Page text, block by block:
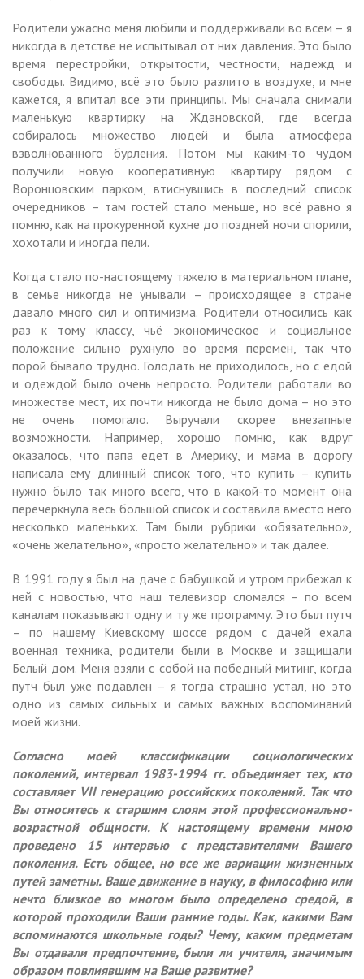
Родители ужасно меня любили и поддерживали во всём – я
никогда в детстве не испытывал от них давления. Это было
время перестройки, открытости, честности, надежд и
свободы. Видимо, всё это было разлито в воздухе, и мне
кажется, я впитал все эти принципы. Мы сначала снимали
маленькую квартирку на Ждановской, где всегда
собиралось множество людей и была атмосфера
взволнованного бурления. Потом мы каким-то чудом
получили новую кооперативную квартиру рядом с
Воронцовским парком, втиснувшись в последний список
очередников – там гостей стало меньше, но всё равно я
помню, как на прокуренной кухне до поздней ночи спорили,
хохотали и иногда пели.
Когда стало по-настоящему тяжело в материальном плане,
в семье никогда не унывали – происходящее в стране
давало много сил и оптимизма. Родители относились как
раз к тому классу, чьё экономическое и социальное
положение сильно рухнуло во время перемен, так что
порой бывало трудно. Голодать не приходилось, но с едой
и одеждой было очень непросто. Родители работали во
множестве мест, их почти никогда не было дома – но это
не очень помогало. Выручали скорее внезапные
возможности. Например, хорошо помню, как вдруг
оказалось, что папа едет в Америку, и мама в дорогу
написала ему длинный список того, что купить – купить
нужно было так много всего, что в какой-то момент она
перечеркнула весь большой список и составила вместо него
несколько маленьких. Там были рубрики «обязательно»,
«очень желательно», «просто желательно» и так далее.
В 1991 году я был на даче с бабушкой и утром прибежал к
ней с новостью, что наш телевизор сломался – по всем
каналам показывают одну и ту же программу. Это был путч
– по нашему Киевскому шоссе рядом с дачей ехала
военная техника, родители были в Москве и защищали
Белый дом. Меня взяли с собой на победный митинг, когда
путч был уже подавлен – я тогда страшно устал, но это
одно из самых сильных и самых важных воспоминаний
моей жизни.
Согласно моей классификации социологических
поколений, интервал 1983-1994 гг. объединяет тех, кто
составляет VIIгенерацию российских поколений. Так что
Вы относитесь к старшим слоям этой профессионально-
возрастной общности. К настоящему времени мною
проведено 15 интервью с представителями Вашего
поколения. Есть общее, но все же вариации жизненных
путей заметны. Ваше движение в науку, в философию или
нечто близкое во многом было определено средой, в
которой проходили Ваши ранние годы. Как, какими Вам
вспоминаются школьные годы? Чему, каким предметам
Вы отдавали предпочтение, были ли учителя, значимым
образом повлиявшим на Ваше развитие?